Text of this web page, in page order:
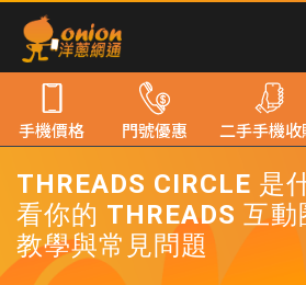
THREADS CIRCLE 是
看你的 THREADS 互動
教學與常見問題
手機價格 門號優惠 二手手機收